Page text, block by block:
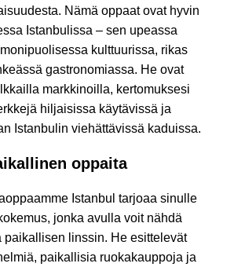
Nämä oppaat ovat hyvin
Istanbulissa – sen upeassa
kulttuurissa, rikas
gastronomiassa. He ovat
markkinoilla, kertomuksesi
hiljaisissa käytävissä ja
Istanbulin viehättävissä kaduissa.
oppaita
Istanbul tarjoaa sinulle
jonka avulla voit nähdä
paikallisen linssin. He esittelevät
paikallisia ruokakauppoja ja